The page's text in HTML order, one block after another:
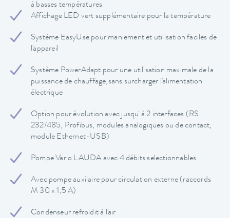
à basses températures
Affichage LED vert supplémentaire pour la température
Système EasyUse pour maniement et utilisation faciles de
l'appareil
Système PowerAdapt pour une utilisation maximale de la
puissance de chauffage,sans surcharger l'alimentation
électrique
Option pour évolution avec jusqu' à 2 interfaces (RS
232/485, Profibus, modules analogiques ou de contact,
module Ethernet-USB)
Pompe Vario LAUDA avec 4 débits selectionnables
Avec pompe auxilaire pour circulation externe (raccords
M 30 x 1,5 A)
Condenseur refroidit à l'air